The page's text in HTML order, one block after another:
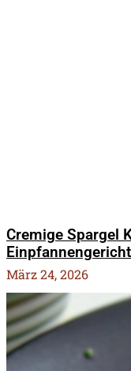
Cremige Spargel
März 24, 2026